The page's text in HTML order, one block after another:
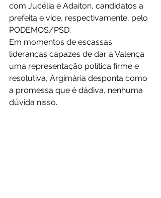
com Jucélia e Adaiton, candidatos a
prefeita e vice, respectivamente, pelo
PODEMOS/PSD.
Em momentos de escassas
lideranças capazes de dar a Valença
uma representação política firme e
resolutiva, Argimária desponta como
a promessa que é dádiva, nenhuma
dúvida nisso.